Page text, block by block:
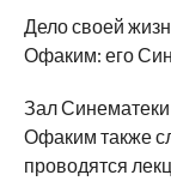
Дело своей
Офаким: его
Зал
Офаким также
проводятся